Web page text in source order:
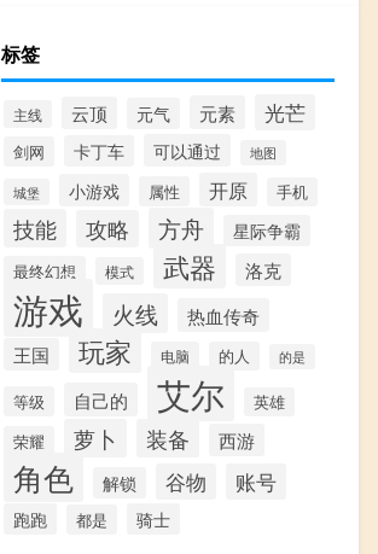
标签
主线 云顶 元气 元素 光芒
剑网 卡丁车 可以通过 地图
城堡 小游戏 属性 开原 手机
技能 攻略 方舟 星际争霸
最终幻想 模式 武器 洛克
游戏 火线 热血传奇
王国 玩家 电脑 的人 的是
等级 自己的 艾尔 英雄
荣耀 萝卜 装备 西游
角色 解锁 谷物 账号
跑跑 都是 骑士